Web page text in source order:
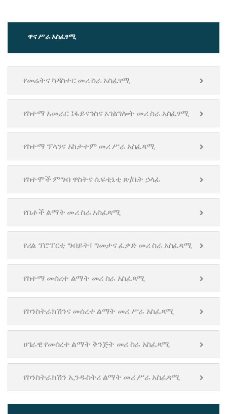
ዋና ሥራ አስፈፃሚ
የመሬትና ካዳስተር መሪ ስራ አስፈፃሚ
የከተማ አመራር ፤ፋይናንስና አገልግሎት መሪ ስራ አስፈፃሚ
የከተማ ፕላንና አከታተም መሪ ሥራ አስፈጻሚ
የከተሞች ምግብ ዋስትና ሴፍቲኔቲ ጽ/ቤት ኃላፊ
የቤቶች ልማት መሪ ስራ አስፈጻሚ
የሪል ፕሮፐርቲ ግብይት፣ ግመታና ፈቃድ መሪ ስራ አስፈጻሚ
የከተማ መሰረተ ልማት መሪ ስራ አስፈጻሚ
የኮንስትራክሽንና መሰረተ ልማት መሪ ሥራ አስፈጻሚ
ሀገራዊ የመሰረተ ልማት ቅንጅት መሪ ስራ አስፈጻሚ
የኮንስትራክሽን ኢንዱስትሪ ልማት መሪ ሥራ አስፈጻሚ